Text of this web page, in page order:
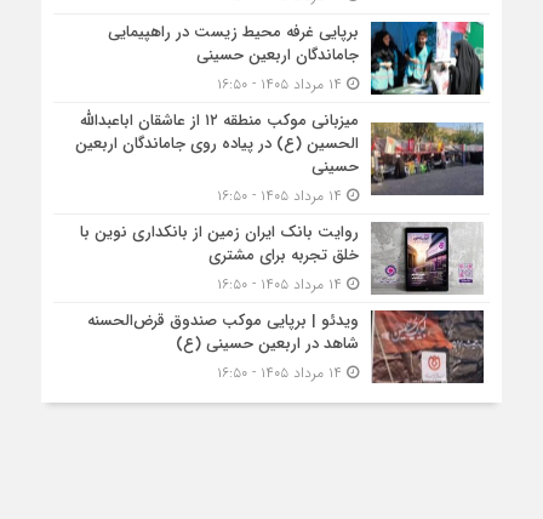
برپایی غرفه محیط زیست در راهپیمایی
جاماندگان اربعین حسینی
میزبانی موکب منطقه ۱۲ از عاشقان اباعبدالله
الحسین (ع) در پیاده روی جاماندگان اربعین
حسینی
روایت بانک ایران زمین از بانکداری نوین با
خلق تجربه برای مشتری
ویدئو | برپایی موکب صندوق قرض‌الحسنه
شاهد در اربعین حسینی (ع)